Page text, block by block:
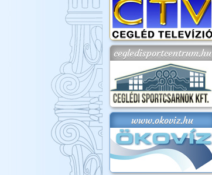
cegledisportcentrum.hu
www.okoviz.hu